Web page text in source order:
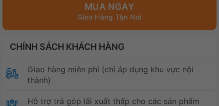
MUA NGAY
CHÍNH SÁCH KHÁCH HÀNG
Giao hàng miễn phí (chỉ áp dụng khu vực nội
thành)
Hỗ trợ trả góp lãi xuất thấp cho các sản phẩm